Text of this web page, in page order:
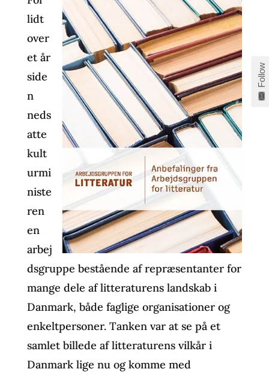
lidt
over
et år
side
n
neds
atte
kult
urmi
niste
ren
en
arbej
dsgruppe bestående af repræsentanter for
mange dele af litteraturens landskab i
Danmark, både faglige organisationer og
enkeltpersoner. Tanken var at se på et
samlet billede af litteraturens vilkår i
Danmark lige nu og komme med
Follow